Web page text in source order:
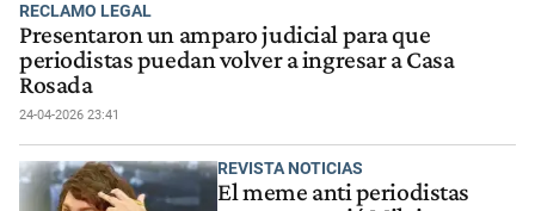
RECLAMO LEGAL
Presentaron un amparo judicial para que
periodistas puedan volver a ingresar a Casa
Rosada
24-04-2026 23:41
REVISTA NOTICIAS
El meme anti periodistas